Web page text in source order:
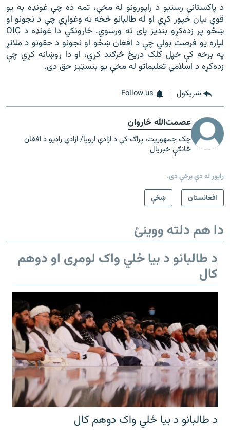
د پاکستاني رسنیو د راپورونو له مخې، تمه ده چې غونډه به یو
قوي بیان خپور کړي او له طالبانو څخه به وغواړي چې د نجونو او
ښځو پر زده‌کړو بندیز پای ته ورسوي. څارونکي دا غونډه د OIC
لپاره یو فرصت بولي چې د افغان ښځو او نجونو د حقونو د ملاتړ
په برخه کې خپل کلک دریځ څرګند کړي، او دا روښانه کړي چې
زده‌کړه د اسلامي تعلیماتو له مخې یو بنسټیز حق دی.
شريکول Follow us
عصمت‌الله څاروان
چک جمهوریت، پراګ کې د ازادې اروپا/ ازادي راډیو د افغان
څانګې خبریال
راپور له دې برخې دی.
افغانستان
ښځې
دا هم دلته ووینئ
د طالبانو د بیا ځلي واک لومړی او دوهم
کال
د طالبانو د بیا ځلي واک دوهم کال